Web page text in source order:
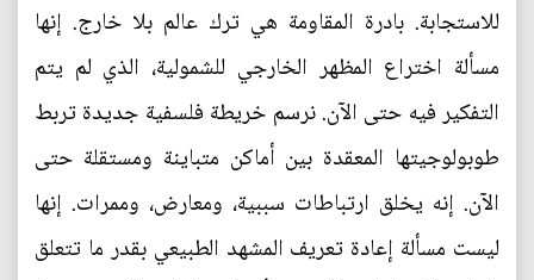
للاستجابة. بادرة المقاومة هي ترك عالم بلا خارج. إنها
مسألة اختراع المظهر الخارجي للشمولية، الذي لم يتم
التفكير فيه حتى الآن. نرسم خريطة فلسفية جديدة تربط
طوبولوجيتها المعقدة بين أماكن متباينة ومستقلة حتى
الآن. إنه يخلق ارتباطات سببية، ومعارض، وممرات. إنها
ليست مسألة إعادة تعريف المشهد الطبيعي بقدر ما تتعلق